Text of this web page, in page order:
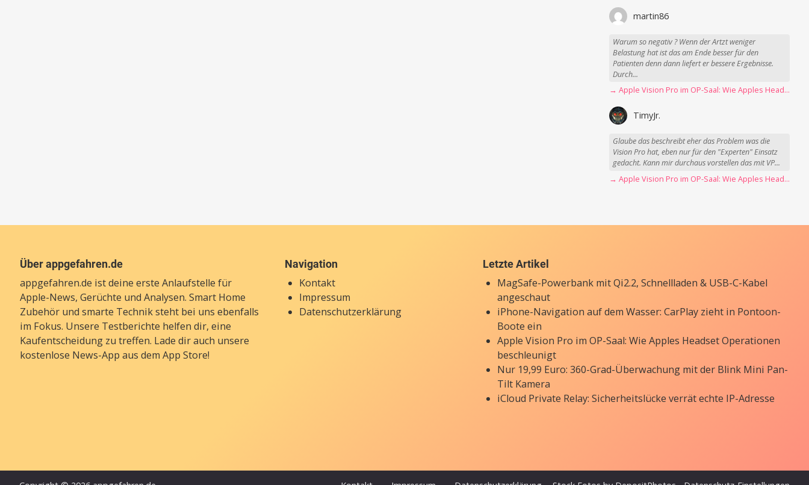
martin86
Warum so negativ ? Wenn der Artzt weniger
Belastung hat ist das am Ende besser für den
Patienten denn dann liefert er bessere Ergebnisse.
Durch...
→ Apple Vision Pro im OP-Saal: Wie Apples Headset Operationen beschleunigt
TimyJr.
Glaube das beschreibt eher das Problem was die
Vision Pro hat, eben nur für den "Experten" Einsatz
gedacht. Kann mir durchaus vorstellen das mit VP...
→ Apple Vision Pro im OP-Saal: Wie Apples Headset Operationen beschleunigt
Über appgefahren.de
appgefahren.de ist deine erste Anlaufstelle für
Apple-News, Gerüchte und Analysen. Smart Home
Zubehör und smarte Technik steht bei uns ebenfalls
im Fokus. Unsere Testberichte helfen dir, eine
Kaufentscheidung zu treffen. Lade dir auch unsere
kostenlose News-App aus dem App Store!
Navigation
Kontakt
Impressum
Datenschutzerklärung
Letzte Artikel
MagSafe-Powerbank mit Qi2.2, Schnellladen & USB-C-Kabel
angeschaut
iPhone-Navigation auf dem Wasser: CarPlay zieht in Pontoon-
Boote ein
Apple Vision Pro im OP-Saal: Wie Apples Headset Operationen
beschleunigt
Nur 19,99 Euro: 360-Grad-Überwachung mit der Blink Mini Pan-
Tilt Kamera
iCloud Private Relay: Sicherheitslücke verrät echte IP-Adresse